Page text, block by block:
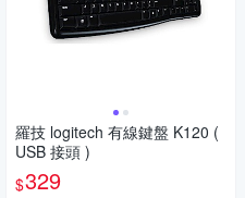
羅技 logitech 有線鍵盤 K120 (
USB 接頭 )
$329